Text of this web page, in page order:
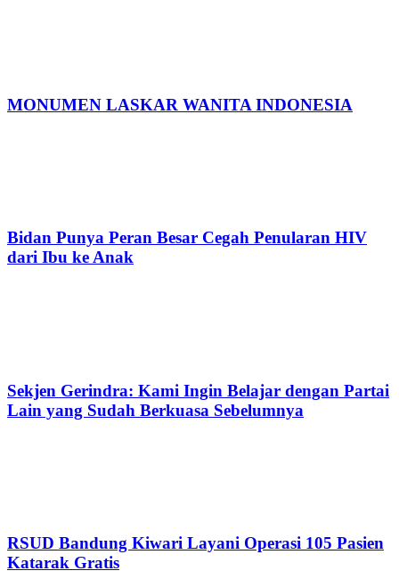
MONUMEN LASKAR WANITA INDONESIA
Bidan Punya Peran Besar Cegah Penularan HIV
dari Ibu ke Anak
Sekjen Gerindra: Kami Ingin Belajar dengan Partai
Lain yang Sudah Berkuasa Sebelumnya
RSUD Bandung Kiwari Layani Operasi 105 Pasien
Katarak Gratis